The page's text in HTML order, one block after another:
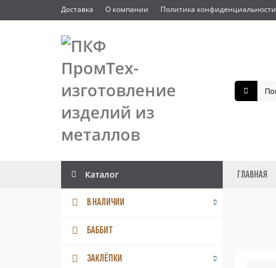
Доставка О компании Политика конфиденциальности
Каталог
В НАЛИЧИИ
БАББИТ
ЗАКЛЁПКИ
ГЛАВНАЯ
Заклепки купить